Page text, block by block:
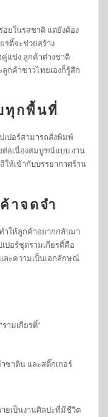
อยในรสชาติ แต่ยังต้อง
รติ์จะช่วยสร้าง
แข่ง ลูกค้าต่างชาติ
กค้าชาวไทยเองก็รู้สึก
ทุกพื้นที่
ปอร์สามารถสั่งพิมพ์
ต่อเนื่องสมบูรณ์แบบ งาน
ให้เข้ากับบรรยากาศร้าน
าจดจำ
ำให้ลูกค้าอยากกลับมา
ปอร์ชุดรามเกียรติ์คือ
ละความเป็นเอกลักษณ์
ามเกียรติ์”
ซาติน และสติ๊กเกอร์
ยเป็นงานศิลปะที่มีชีวิต